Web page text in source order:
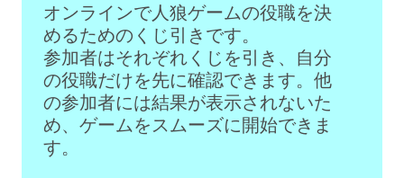
オンラインで人狼ゲームの役職を決
めるためのくじ引きです。
参加者はそれぞれくじを引き、自分
の役職だけを先に確認できます。他
の参加者には結果が表示されないた
め、ゲームをスムーズに開始できま
す。